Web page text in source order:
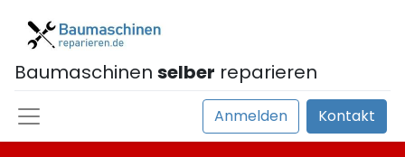
Baumaschinen selber reparieren
Anmelden Kontakt